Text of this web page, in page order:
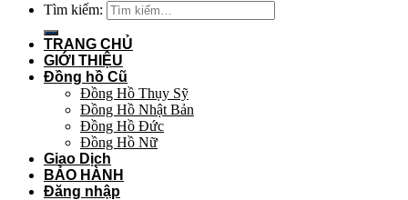
Tìm kiếm:
TRANG CHỦ
GIỚI THIỆU
Đồng hồ Cũ
Đồng Hồ Thụy Sỹ
Đồng Hồ Nhật Bản
Đồng Hồ Đức
Đồng Hồ Nữ
Giao Dịch
BẢO HÀNH
Đăng nhập